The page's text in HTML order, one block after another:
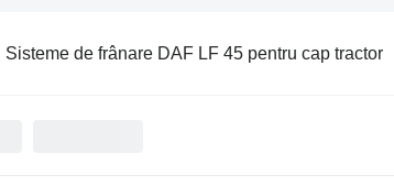
Sisteme de frânare DAF LF 45 pentru cap tractor